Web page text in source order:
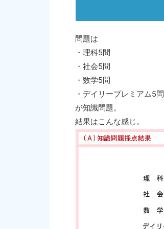
問題は
・理科5問
・社会5問
・数学5問
・デイリープレミアム5問
が知識問題。
結果はこんな感じ。